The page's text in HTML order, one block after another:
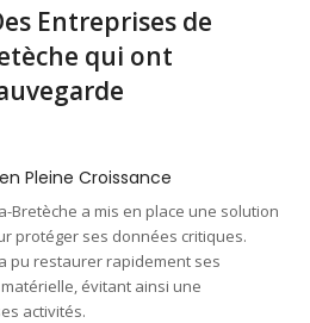
Entreprises de
qui ont
Pleine Croissance
Bretèche a mis en place une solution
protéger ses données critiques.
pu restaurer rapidement ses
évitant ainsi une
activités.